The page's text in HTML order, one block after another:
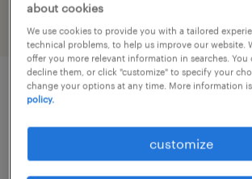
job details
descriptif du poste
about cookies
We use cookies to provide you with a tailored
technical problems, to help us improve our website.
offer you more relevant information in searches. You
decline them, or click "customize" to specify your
change your options at any time. More information
policy.
customize